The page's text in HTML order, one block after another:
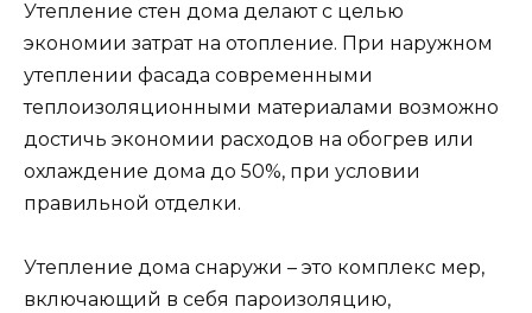
Утепление стен дома делают с целью
экономии затрат на отопление. При наружном
утеплении фасада современными
теплоизоляционными материалами возможно
достичь экономии расходов на обогрев или
охлаждение дома до 50%, при условии
правильной отделки.
Утепление дома снаружи – это комплекс мер,
включающий в себя пароизоляцию,